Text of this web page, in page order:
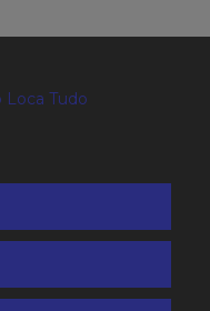
Oxi-Acetileno